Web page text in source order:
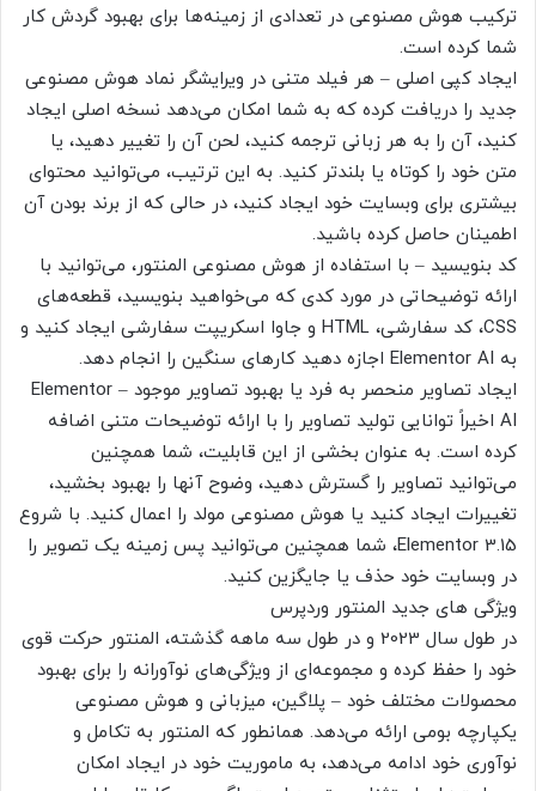
ترکیب هوش مصنوعی در تعدادی از زمینه‌ها برای بهبود گردش کار
شما کرده است.
ایجاد کپی اصلی – هر فیلد متنی در ویرایشگر نماد هوش مصنوعی
جدید را دریافت کرده که به شما امکان می‌دهد نسخه اصلی ایجاد
کنید، آن را به هر زبانی ترجمه کنید، لحن آن را تغییر دهید، یا
متن خود را کوتاه یا بلندتر کنید. به این ترتیب، می‌توانید محتوای
بیشتری برای وبسایت خود ایجاد کنید، در حالی که از برند بودن آن
اطمینان حاصل کرده باشید.
کد بنویسید – با استفاده از هوش مصنوعی المنتور، می‌توانید با
ارائه توضیحاتی در مورد کدی که می‌خواهید بنویسید، قطعه‌های
CSS، کد سفارشی، HTML و جاوا اسکریپت سفارشی ایجاد کنید و
به Elementor AI اجازه دهید کارهای سنگین را انجام دهد.
ایجاد تصاویر منحصر به فرد یا بهبود تصاویر موجود – Elementor
AI اخیراً توانایی تولید تصاویر را با ارائه توضیحات متنی اضافه
کرده است. به عنوان بخشی از این قابلیت، شما همچنین
می‌توانید تصاویر را گسترش دهید، وضوح آنها را بهبود بخشید،
تغییرات ایجاد کنید یا هوش مصنوعی مولد را اعمال کنید. با شروع
Elementor 3.15، شما همچنین می‌توانید پس زمینه یک تصویر را
در وبسایت خود حذف یا جایگزین کنید.
ویژگی های جدید المنتور وردپرس
در طول سال 2023 و در طول سه ماهه گذشته، المنتور حرکت قوی
خود را حفظ کرده و مجموعه‌ای از ویژگی‌های نوآورانه را برای بهبود
محصولات مختلف خود – پلاگین، میزبانی و هوش مصنوعی
یکپارچه بومی ارائه می‌دهد. همانطور که المنتور به تکامل و
نوآوری خود ادامه می‌دهد، به ماموریت خود در ایجاد امکان